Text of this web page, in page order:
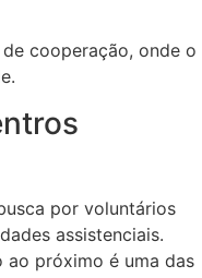
cooperação, onde o
por voluntários
assistenciais.
ao próximo é uma das